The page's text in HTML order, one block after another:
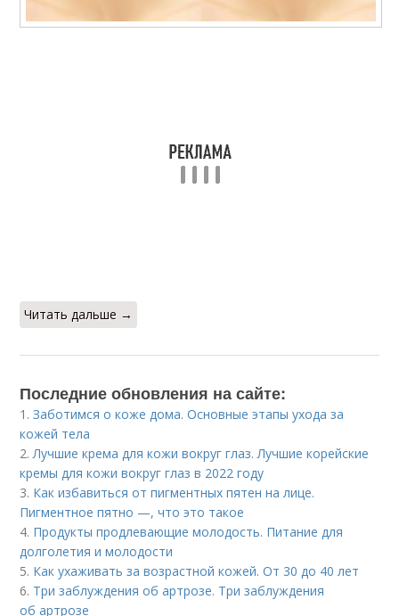
Читать дальше →
Последние обновления на сайте:
1.Заботимся о коже дома. Основные этапы ухода за
кожей тела
2.Лучшие крема для кожи вокруг глаз. Лучшие корейские
кремы для кожи вокруг глаз в 2022 году
3. Как избавиться от пигментных пятен на лице.
Пигментное пятно —, что это такое
4. Продукты продлевающие молодость. Питание для
долголетия и молодости
5. Как ухаживать за возрастной кожей. От 30 до 40 лет
6. Три заблуждения об артрозе. Три заблуждения
об артрозе